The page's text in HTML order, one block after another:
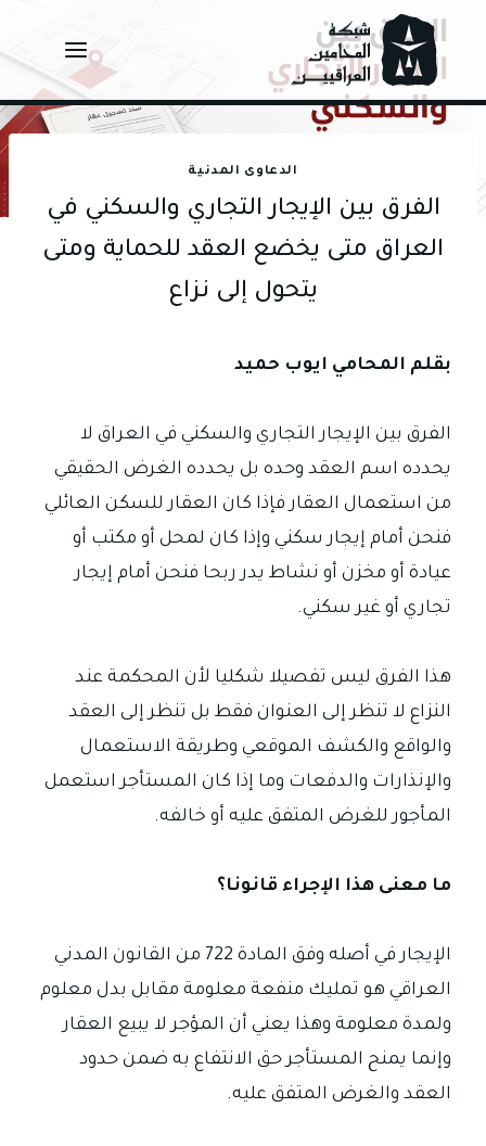
content
الدعاوى المدنية
الفرق بين الإيجار التجاري والسكني في
العراق متى يخضع العقد للحماية ومتى
يتحول إلى نزاع
بقلم المحامي ايوب حميد
الفرق بين الإيجار التجاري والسكني في العراق لا
يحدده اسم العقد وحده بل يحدده الغرض الحقيقي
من استعمال العقار فإذا كان العقار للسكن العائلي
فنحن أمام إيجار سكني وإذا كان لمحل أو مكتب أو
عيادة أو مخزن أو نشاط يدر ربحا فنحن أمام إيجار
تجاري أو غير سكني.
هذا الفرق ليس تفصيلا شكليا لأن المحكمة عند
النزاع لا تنظر إلى العنوان فقط بل تنظر إلى العقد
والواقع والكشف الموقعي وطريقة الاستعمال
والإنذارات والدفعات وما إذا كان المستأجر استعمل
المأجور للغرض المتفق عليه أو خالفه.
ما معنى هذا الإجراء قانونا؟
الإيجار في أصله وفق المادة 722 من القانون المدني
العراقي هو تمليك منفعة معلومة مقابل بدل معلوم
ولمدة معلومة وهذا يعني أن المؤجر لا يبيع العقار
وإنما يمنح المستأجر حق الانتفاع به ضمن حدود
العقد والغرض المتفق عليه.